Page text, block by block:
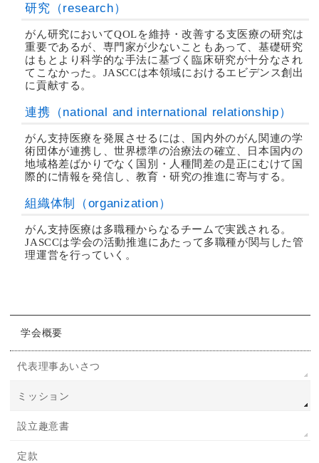
研究（research）
がん研究においてQOLを維持・改善する支医療の研究は
重要であるが、専門家が少ないこともあって、基礎研究
はもとより科学的な手法に基づく臨床研究が十分なされ
てこなかった。JASCCは本領域におけるエビデンス創出
に貢献する。
連携（national and international relationship）
がん支持医療を発展させるには、国内外のがん関連の学
術団体が連携し、世界標準の治療法の確立、日本国内の
地域格差ばかりでなく国別・人種間差の是正にむけて国
際的に情報を発信し、教育・研究の推進に寄与する。
組織体制（organization）
がん支持医療は多職種からなるチームで実践される。
JASCCは学会の活動推進にあたって多職種が関与した管
理運営を行っていく。
学会概要
代表理事あいさつ
ミッション
設立趣意書
定款